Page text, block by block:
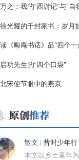
万之：我的“西游记”与“自
徐光耀的千封家书：岁月
读《晦庵书话》品“四个一
启功先生的“四个口袋”
北宋使节眼中的燕京
散文 昔时少年行
本文以乡土童年